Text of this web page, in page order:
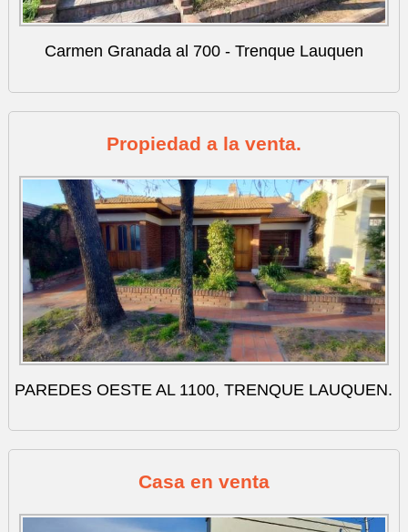
Carmen Granada al 700 - Trenque Lauquen
Propiedad a la venta.
PAREDES OESTE AL 1100, TRENQUE LAUQUEN.
Casa en venta